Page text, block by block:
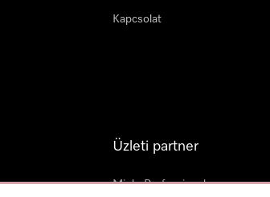
Kapcsolat
Üzleti partner
Miele Professional